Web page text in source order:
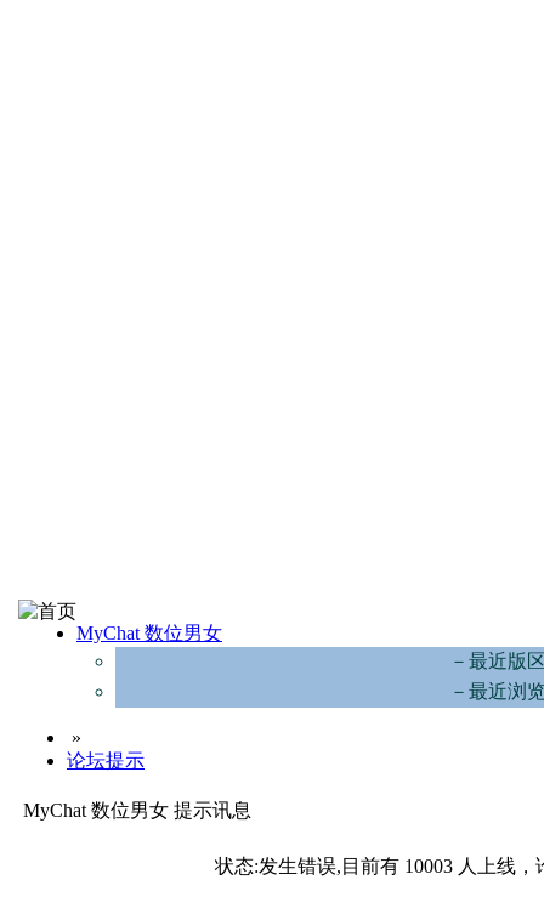
MyChat 数位男女
－最近版
－最近浏
»
论坛提示
MyChat 数位男女 提示讯息
状态:发生错误,目前有 10003 人上线